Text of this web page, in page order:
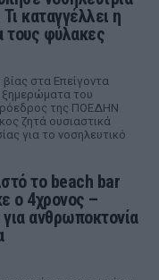
καταγγέλλει η
φύλακες
βίας στα Επείγοντα
του
της ΠΟΕΔΗΝ
ζητά ουσιαστικά
για το νοσηλευτικό
το beach bar
ο 4χρονος –
ανθρωποκτονία